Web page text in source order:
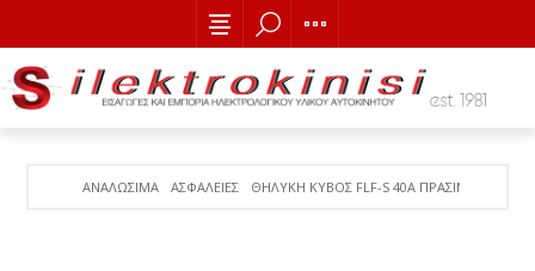
ΑΝΑΛΩΣΙΜΑ ΑΣΦΑΛΕΙΕΣ ΘΗΛΥΚΗ ΚΥΒΟΣ FLF-S 40Α ΠΡΑΣΙΝΗ